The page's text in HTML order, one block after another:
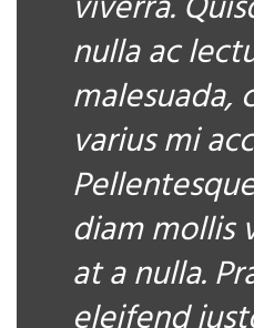
nulla ac
malesuada,
varius mi
diam mollis
at a nulla.